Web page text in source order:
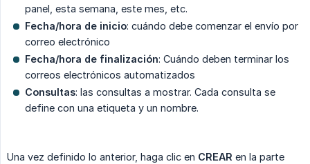
panel, esta semana, este mes, etc.
Fecha/hora de inicio: cuándo debe comenzar el envío por
correo electrónico
Fecha/hora de finalización: Cuándo deben terminar los
correos electrónicos automatizados
Consultas: las consultas a mostrar. Cada consulta se
define con una etiqueta y un nombre.
Una vez definido lo anterior, haga clic en CREAR en la parte